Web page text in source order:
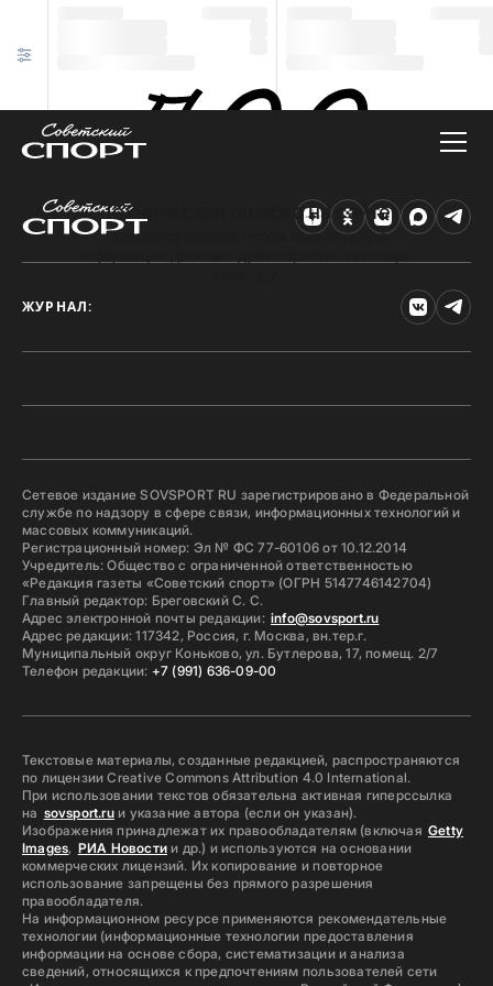
Техническая ошибка на сайте
Произошла ошибка. Чтобы найти нужную
ЖУРНАЛ:
Сетевое издание SOVSPORT RU зарегистрировано в Федеральной
службе по надзору в сфере связи, информационных технологий и
массовых коммуникаций.
Регистрационный номер: Эл № ФС 77-60106 от 10.12.2014
Учредитель: Общество с ограниченной ответственностью
«Редакция газеты «Советский спорт» (ОГРН 5147746142704)
Главный редактор: Бреговский С. С.
Адрес электронной почты редакции: info@sovsport.ru
Адрес редакции: 117342, Россия, г. Москва, вн.тер.г.
Муниципальный округ Коньково, ул. Бутлерова, 17, помещ. 2/7
Телефон редакции: +7 (991) 636-09-00
Текстовые материалы, созданные редакцией, распространяются
по лицензии Creative Commons Attribution 4.0 International.
При использовании текстов обязательна активная гиперссылка
на sovsport.ruи указание автора (если он указан).
Изображения принадлежат их правообладателям (включая Getty
Images, РИА Новостии др.) и используются на основании
коммерческих лицензий. Их копирование и повторное
использование запрещены без прямого разрешения
правообладателя.
На информационном ресурсе применяются рекомендательные
технологии (информационные технологии предоставления
информации на основе сбора, систематизации и анализа
сведений, относящихся к предпочтениям пользователей сети